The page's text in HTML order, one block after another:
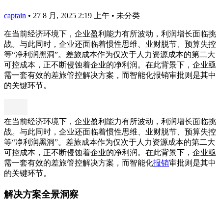
captain • 27 8 月, 2025 2:19 上午 • 未分类
在当前经济环境下，企业盈利能力有所波动，利润增长面临挑
战。与此同时，企业还面临着惯性思维、业财脱节、预算失控
等“净利润黑洞”。差旅成本作为仅次于人力资源成本的第二大
可控成本，正不断侵蚀着企业的净利润。在此背景下，企业亟
需一套有效的差旅管控解决方案，而智能化报销审批则是其中
的关键环节。
在当前经济环境下，企业盈利能力有所波动，利润增长面临挑
战。与此同时，企业还面临着惯性思维、业财脱节、预算失控
等“净利润黑洞”。差旅成本作为仅次于人力资源成本的第二大
可控成本，正不断侵蚀着企业的净利润。在此背景下，企业亟
需一套有效的差旅管控解决方案，而智能化报销审批则是其中
的关键环节。
解决方案全景洞察